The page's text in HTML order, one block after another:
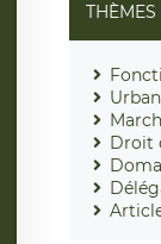
Droit